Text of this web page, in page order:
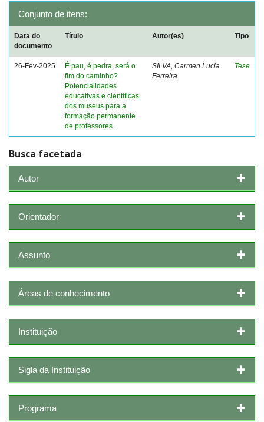
Conjunto de itens:
Data do
documento
Título Autor(es) Tipo
26-Fev-2025
É pau, é pedra, será o
fim do caminho?
Potencialidades
educativas e científicas
dos museus para a
formação permanente
de professores.
SILVA, Carmen Lucia
Ferreira
Tese
Busca facetada
Autor
Orientador
Assunto
Áreas de conhecimento
Instituição
Sigla da Instituição
Programa